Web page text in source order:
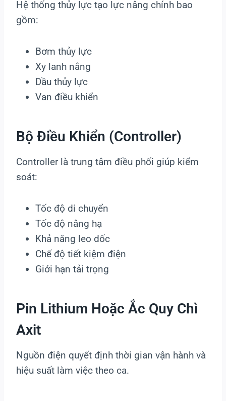
Hệ thống thủy lực tạo lực nâng chính bao
gồm:
Bơm thủy lực
Xy lanh nâng
Dầu thủy lực
Van điều khiển
Bộ Điều Khiển (controller)
Controller là trung tâm điều phối giúp kiểm
soát:
Tốc độ di chuyển
Tốc độ nâng hạ
Khả năng leo dốc
Chế độ tiết kiệm điện
Giới hạn tải trọng
Pin Lithium Hoặc Ắc Quy Chì
Axit
Nguồn điện quyết định thời gian vận hành và
hiệu suất làm việc theo ca.